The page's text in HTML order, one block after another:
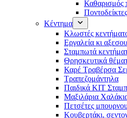
Καθαρισμός
Ποντοδείκτες
Κέντημα
Κλωστές
Eργαλεία κι
Σταμπωτά
Θρησκευτικά
Καρέ Τραβέρσα
Τραπεζομάντηλα
Παιδικά KIT
Μαξιλάρια
Πετσέτες
Κουβερτάκι,